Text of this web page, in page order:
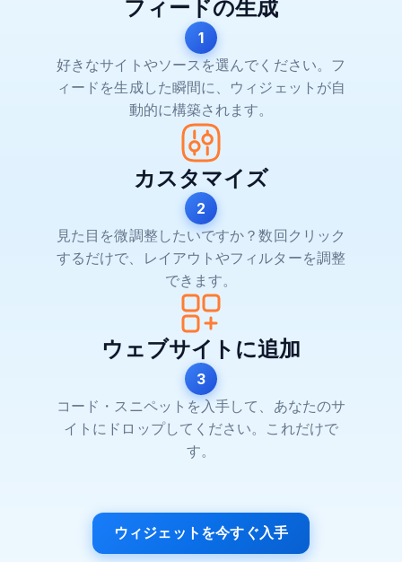
フィードの生成
1
好きなサイトやソースを選んでください。フ
ィードを生成した瞬間に、ウィジェットが自
動的に構築されます。
カスタマイズ
2
見た目を微調整したいですか？数回クリック
するだけで、レイアウトやフィルターを調整
できます。
ウェブサイトに追加
3
コード・スニペットを入手して、あなたのサ
イトにドロップしてください。これだけで
す。
ウィジェットを今すぐ入手